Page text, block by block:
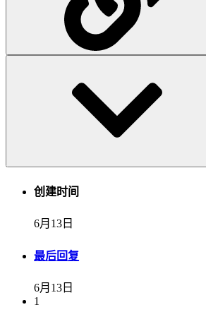
创建时间
6月13日
最后回复
6月13日
1